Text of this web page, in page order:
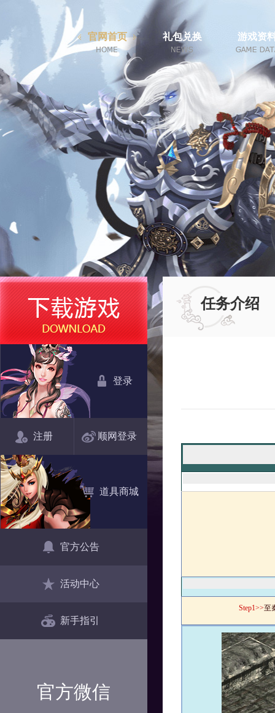
官网首页 礼包兑换 游戏资
登录
注册 顺网登录
道具商城
官方公告
活动中心
新手指引
官方微信
任务介绍
Step1>>至